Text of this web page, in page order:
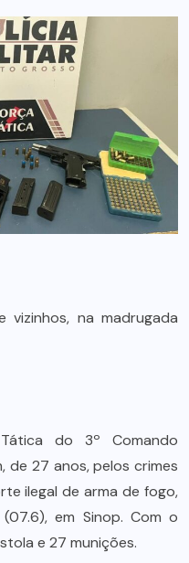
na madrugada
do 3º Comando
de 27 anos, pelos crimes
ilegal de arma de fogo,
em Sinop. Com o
e 27 munições.